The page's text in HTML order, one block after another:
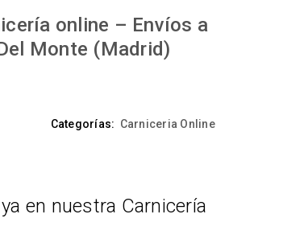
online – Envíos a
Monte (Madrid)
Categorías: Carniceria Online
en nuestra Carnicería